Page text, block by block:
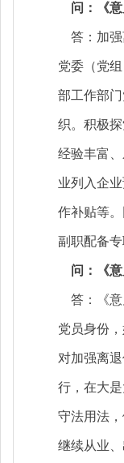
问：《
答：加强
党委（党
部工作部
织。积极
经验丰富
业列入企
作补贴等
副职配备
问：《
答：《意
党员身份
对加强离
行，在大
守法用法
继续从业